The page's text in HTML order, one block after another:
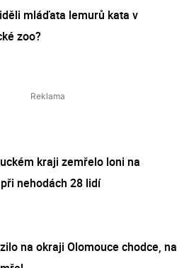
mláďata lemurů kata v
zoo?
kraji zemřelo loni na
nehodách 28 lidí
na okraji Olomouce chodce, na